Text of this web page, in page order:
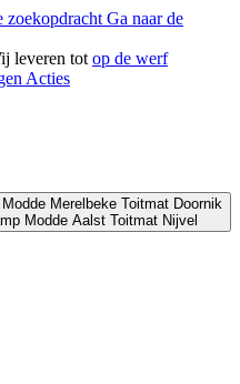
zoekopdracht Ga naar de
leveren tot op de werf
Acties
Modde Merelbeke Toitmat Doornik
Modde Aalst Toitmat Nijvel